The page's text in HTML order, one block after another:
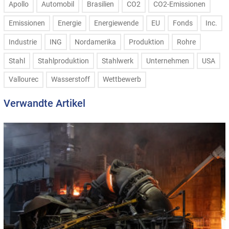
Apollo Automobil Brasilien CO2 CO2-Emissionen
Emissionen Energie Energiewende EU Fonds Inc.
Industrie ING Nordamerika Produktion Rohre
Stahl Stahlproduktion Stahlwerk Unternehmen USA
Vallourec Wasserstoff Wettbewerb
Verwandte Artikel